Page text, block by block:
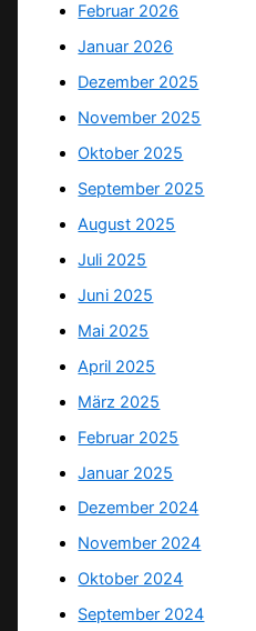
Februar 2026
Januar 2026
Dezember 2025
November 2025
Oktober 2025
September 2025
August 2025
Juli 2025
Juni 2025
Mai 2025
April 2025
März 2025
Februar 2025
Januar 2025
Dezember 2024
November 2024
Oktober 2024
September 2024